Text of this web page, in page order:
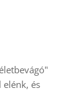
elénk, és